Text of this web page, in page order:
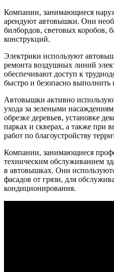
Компании, занимающиеся
арендуют автовышки. Они
билбордов, световых коробов,
конструкций.
Электрики используют
ремонта воздушных линий
обеспечивают доступ к
быстро и безопасно выполнить
Автовышки активно
ухода за зелеными
обрезке деревьев, установке
парках и скверах, а также при
работ по благоустройству
Компании, занимающиеся
техническим обслуживанием
в автовышках. Они
фасадов от грязи, для
кондиционирования.